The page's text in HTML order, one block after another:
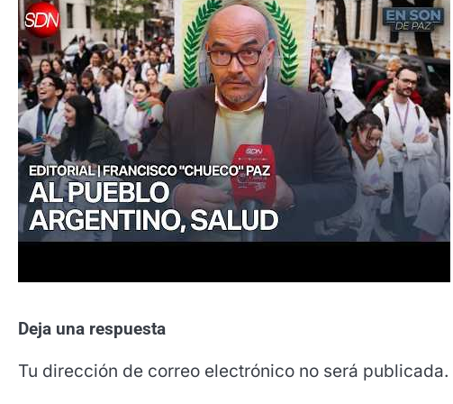
Deja una respuesta
Tu dirección de correo electrónico no será publicada.